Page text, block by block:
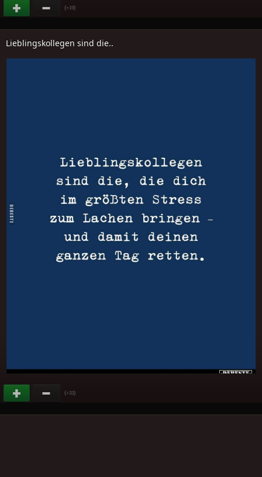
(+19)
Lieblingskollegen sind die..
(+33)